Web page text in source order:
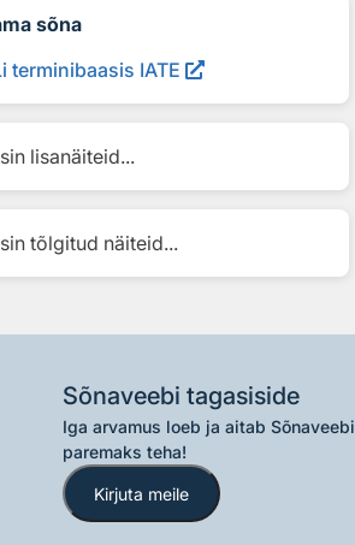
sõna
terminibaasis IATE
lisanäiteid...
tõlgitud näiteid...
Sõnaveebi tagasiside
Iga arvamus loeb ja aitab Sõnaveebi
paremaks teha!
Kirjuta meile